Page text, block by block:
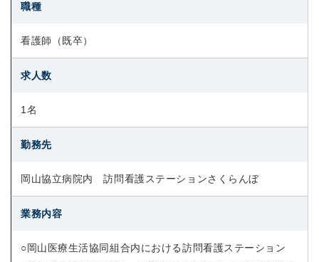
職種
看護師（既卒）
求人数
1名
勤務先
岡山協立病院内 訪問看護ステーションさくらんぼ
業務内容
○岡山医療生活協同組合内における訪問看護ステーション